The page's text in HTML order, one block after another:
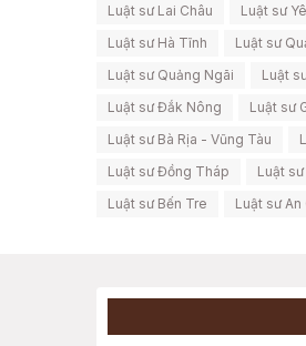
Luật sư Lai Châu
Luật sư
Luật sư Hà Tĩnh
Luật sư
Luật sư Quảng Ngãi
Luật
Luật sư Đắk Nông
Luật sư
Luật sư Bà Rịa - Vũng Tàu
Luật sư Đồng Tháp
Luật
Luật sư Bến Tre
Luật sư An